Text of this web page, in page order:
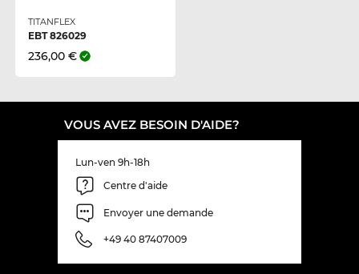
TITANFLEX
EBT 826029
236,00 €
VOUS AVEZ BESOIN D'AIDE?
Lun-ven 9h-18h
Centre d'aide
Envoyer une demande
+49 40 87407009